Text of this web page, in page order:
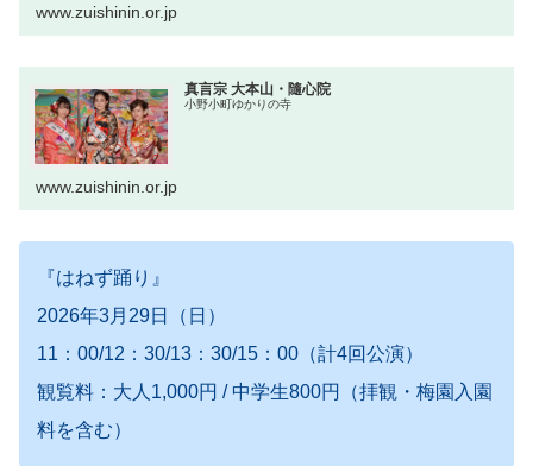
www.zuishinin.or.jp
真言宗 大本山・隨心院
小野小町ゆかりの寺
www.zuishinin.or.jp
『はねず踊り』
2026年3月29日（日）
11：00/12：30/13：30/15：00（計4回公演）
観覧料：大人1,000円 / 中学生800円（拝観・梅園入園
料を含む）